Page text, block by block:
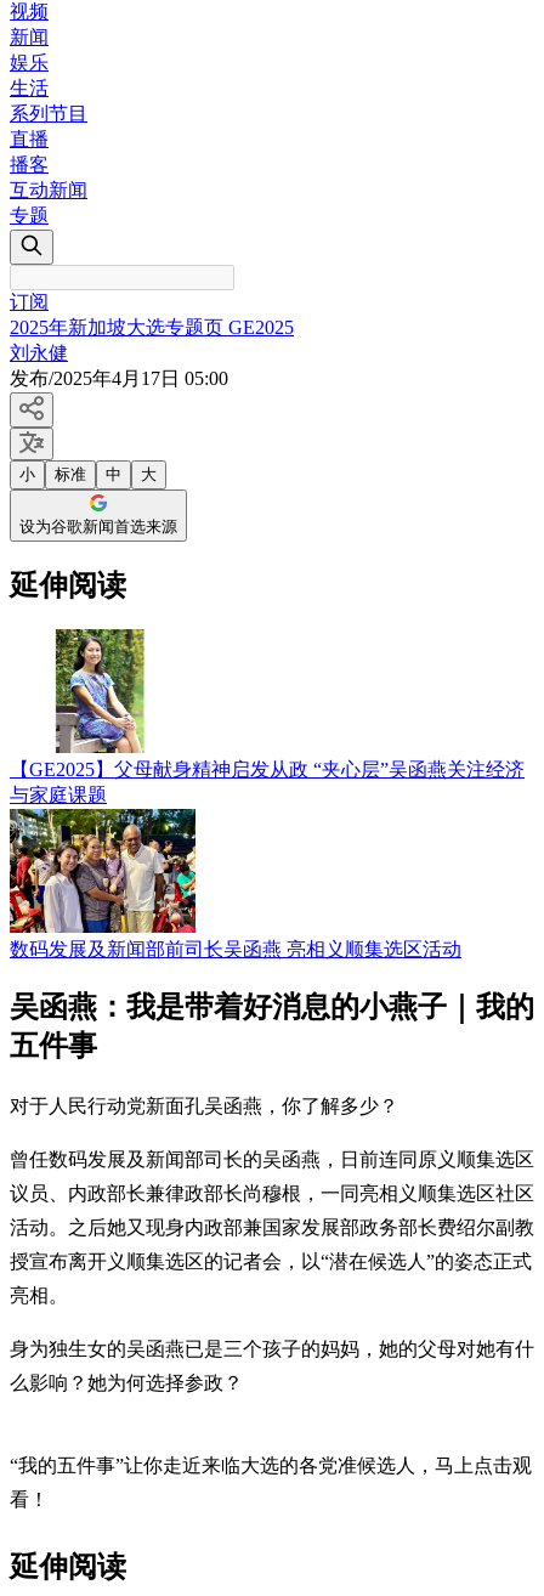
视频
新闻
娱乐
生活
系列节目
直播
播客
互动新闻
专题
订阅
2025年新加坡大选专题页 GE2025
刘永健
发布/2025年4月17日 05:00
小 标准 中 大
设为谷歌新闻首选来源
延伸阅读
【GE2025】父母献身精神启发从政 “夹心层”吴函燕关注经济
与家庭课题
数码发展及新闻部前司长吴函燕 亮相义顺集选区活动
吴函燕：我是带着好消息的小燕子｜我的
五件事
对于人民行动党新面孔吴函燕，你了解多少？
曾任数码发展及新闻部司长的吴函燕，日前连同原义顺集选区
议员、内政部长兼律政部长尚穆根，一同亮相义顺集选区社区
活动。之后她又现身内政部兼国家发展部政务部长费绍尔副教
授宣布离开义顺集选区的记者会，以“潜在候选人”的姿态正式
亮相。
身为独生女的吴函燕已是三个孩子的妈妈，她的父母对她有什
么影响？她为何选择参政？
“我的五件事”让你走近来临大选的各党准候选人，马上点击观
看！
延伸阅读